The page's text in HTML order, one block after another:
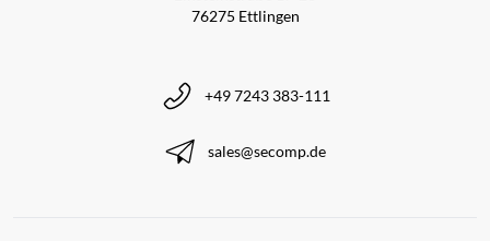
76275 Ettlingen
+49 7243 383-111
sales@secomp.de